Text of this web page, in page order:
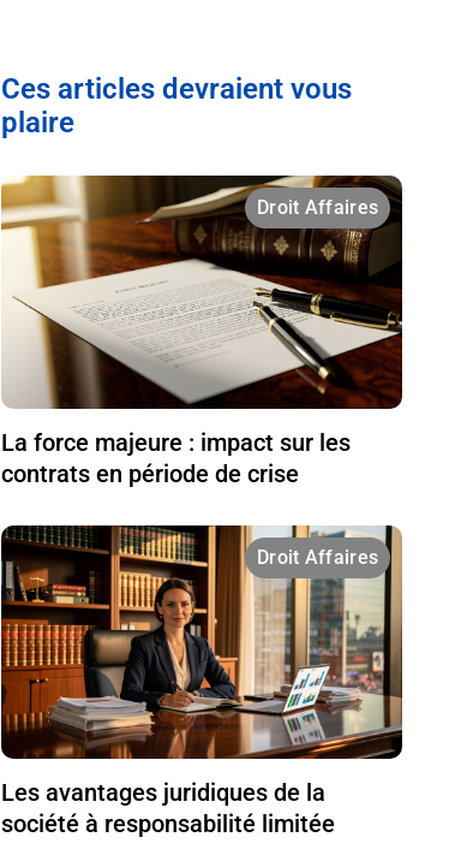
Ces articles devraient vous
plaire
Droit Affaires
La force majeure : impact sur les
contrats en période de crise
Droit Affaires
Les avantages juridiques de la
société à responsabilité limitée